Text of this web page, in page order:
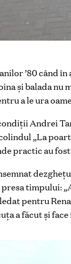
’80 când în
și balada nu
a le ura
Andrei
„La
practic au
timpului:
pentru
a făcut și